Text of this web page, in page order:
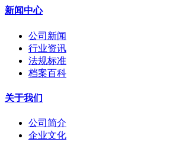
新闻中心
公司新闻
行业资讯
法规标准
档案百科
关于我们
公司简介
企业文化